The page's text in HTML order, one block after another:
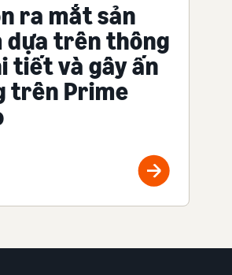
ra mắt sản
dựa trên thông
tiết và gây ấn
trên Prime